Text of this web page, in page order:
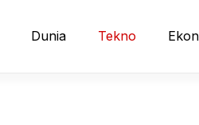
Dunia Tekno